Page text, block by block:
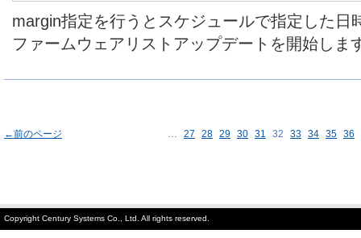
margin指定を行うとスケジュールで指定した日
ファームウェアリストアップデートを開始しま
←前のページ … 27 28 29 30 31 32 33 34 35 36
Copyright Century Systems Co., Ltd. All rights reserved.